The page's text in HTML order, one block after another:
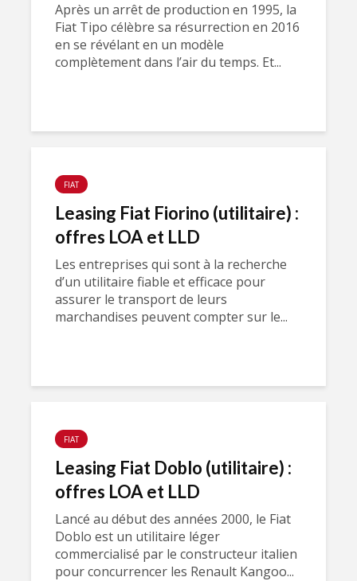
Après un arrêt de production en 1995, la
Fiat Tipo célèbre sa résurrection en 2016
en se révélant en un modèle
complètement dans l’air du temps. Et...
FIAT
Leasing Fiat Fiorino (utilitaire) :
offres LOA et LLD
Les entreprises qui sont à la recherche
d’un utilitaire fiable et efficace pour
assurer le transport de leurs
marchandises peuvent compter sur le...
FIAT
Leasing Fiat Doblo (utilitaire) :
offres LOA et LLD
Lancé au début des années 2000, le Fiat
Doblo est un utilitaire léger
commercialisé par le constructeur italien
pour concurrencer les Renault Kangoo...